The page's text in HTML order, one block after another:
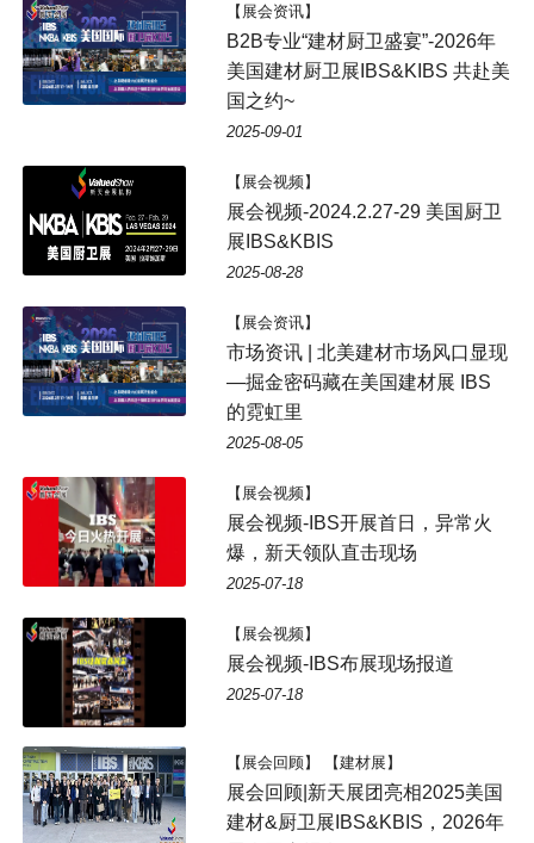
【展会资讯】
B2B专业“建材厨卫盛宴”-2026年
美国建材厨卫展IBS&KIBS 共赴美
国之约~
2025-09-01
【展会视频】
展会视频-2024.2.27-29 美国厨卫
展IBS&KBIS
2025-08-28
【展会资讯】
市场资讯 | 北美建材市场风口显现
—掘金密码藏在美国建材展 IBS
的霓虹里
2025-08-05
【展会视频】
展会视频-IBS开展首日，异常火
爆，新天领队直击现场
2025-07-18
【展会视频】
展会视频-IBS布展现场报道
2025-07-18
【展会回顾】 【建材展】
展会回顾|新天展团亮相2025美国
建材&厨卫展IBS&KBIS，2026年